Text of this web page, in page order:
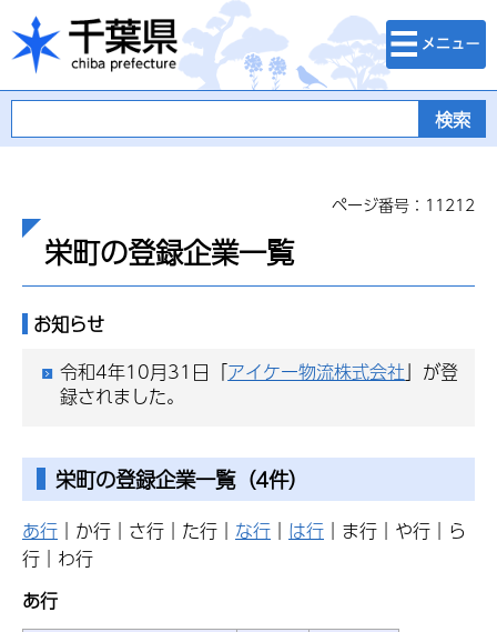
千葉県
検索・メニュ
ー
ページ番号：11212
栄町の登録企業一覧
お知らせ
令和4年10月31日「アイケー物流株式会社」が登
録されました。
栄町の登録企業一覧（4件）
あ行 ｜か行｜さ行｜た行｜ な行 ｜ は行 ｜ま行｜や行｜ら
行｜わ行
あ行